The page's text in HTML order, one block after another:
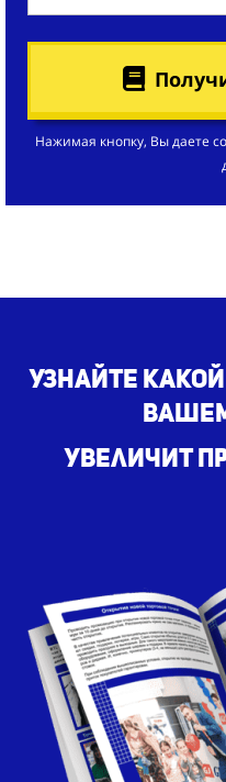
Нажимая кнопку, Вы даете
Узнайте
увеличит